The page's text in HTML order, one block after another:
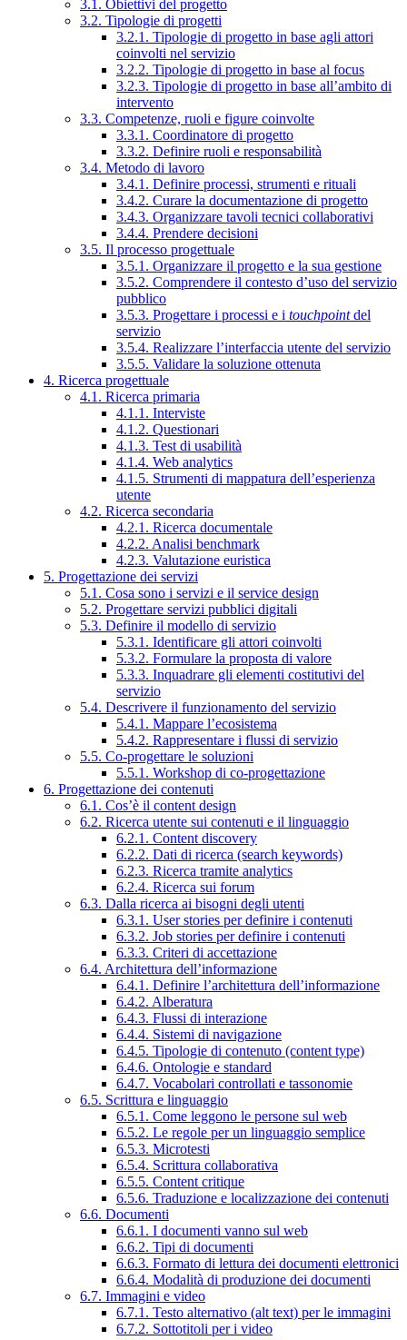
3.1. Obiettivi del progetto
3.2. Tipologie di progetti
3.2.1. Tipologie di progetto in base agli attori
coinvolti nel servizio
3.2.2. Tipologie di progetto in base al focus
3.2.3. Tipologie di progetto in base all’ambito di
intervento
3.3. Competenze, ruoli e figure coinvolte
3.3.1. Coordinatore di progetto
3.3.2. Definire ruoli e responsabilità
3.4. Metodo di lavoro
3.4.1. Definire processi, strumenti e rituali
3.4.2. Curare la documentazione di progetto
3.4.3. Organizzare tavoli tecnici collaborativi
3.4.4. Prendere decisioni
3.5. Il processo progettuale
3.5.1. Organizzare il progetto e la sua gestione
3.5.2. Comprendere il contesto d’uso del servizio
pubblico
3.5.3. Progettare i processi e i touchpointdel
servizio
3.5.4. Realizzare l’interfaccia utente del servizio
3.5.5. Validare la soluzione ottenuta
4. Ricerca progettuale
4.1. Ricerca primaria
4.1.1. Interviste
4.1.2. Questionari
4.1.3. Test di usabilità
4.1.4. Web analytics
4.1.5. Strumenti di mappatura dell’esperienza
utente
4.2. Ricerca secondaria
4.2.1. Ricerca documentale
4.2.2. Analisi benchmark
4.2.3. Valutazione euristica
5. Progettazione dei servizi
5.1. Cosa sono i servizi e il service design
5.2. Progettare servizi pubblici digitali
5.3. Definire il modello di servizio
5.3.1. Identificare gli attori coinvolti
5.3.2. Formulare la proposta di valore
5.3.3. Inquadrare gli elementi costitutivi del
servizio
5.4. Descrivere il funzionamento del servizio
5.4.1. Mappare l’ecosistema
5.4.2. Rappresentare i flussi di servizio
5.5. Co-progettare le soluzioni
5.5.1. Workshop di co-progettazione
6. Progettazione dei contenuti
6.1. Cos’è il content design
6.2. Ricerca utente sui contenuti e il linguaggio
6.2.1. Content discovery
6.2.2. Dati di ricerca (search keywords)
6.2.3. Ricerca tramite analytics
6.2.4. Ricerca sui forum
6.3. Dalla ricerca ai bisogni degli utenti
6.3.1. User stories per definire i contenuti
6.3.2. Job stories per definire i contenuti
6.3.3. Criteri di accettazione
6.4. Architettura dell’informazione
6.4.1. Definire l’architettura dell’informazione
6.4.2. Alberatura
6.4.3. Flussi di interazione
6.4.4. Sistemi di navigazione
6.4.5. Tipologie di contenuto (content type)
6.4.6. Ontologie e standard
6.4.7. Vocabolari controllati e tassonomie
6.5. Scrittura e linguaggio
6.5.1. Come leggono le persone sul web
6.5.2. Le regole per un linguaggio semplice
6.5.3. Microtesti
6.5.4. Scrittura collaborativa
6.5.5. Content critique
6.5.6. Traduzione e localizzazione dei contenuti
6.6. Documenti
6.6.1. I documenti vanno sul web
6.6.2. Tipi di documenti
6.6.3. Formato di lettura dei documenti elettronici
6.6.4. Modalità di produzione dei documenti
6.7. Immagini e video
6.7.1. Testo alternativo (alt text) per le immagini
6.7.2. Sottotitoli per i video